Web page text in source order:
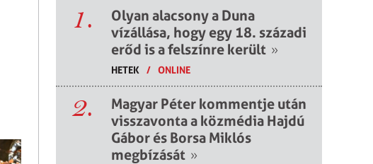
1.
Olyan alacsony a Duna
vízállása, hogy egy 18. századi
erőd is a felszínre került »
HETEK / ONLINE
2.
Magyar Péter kommentje után
visszavonta a közmédia Hajdú
Gábor és Borsa Miklós
megbízását »